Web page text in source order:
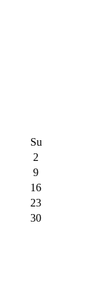
Su
2
9
16
23
30